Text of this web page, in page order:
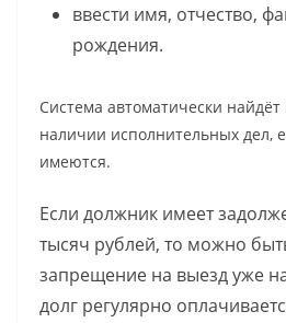
ввести имя, отчество,
рождения.
Система автоматически
наличии исполнительных дел,
имеются.
Если должник имеет
тысяч рублей, то можно
запрещение на выезд уже
долг регулярно